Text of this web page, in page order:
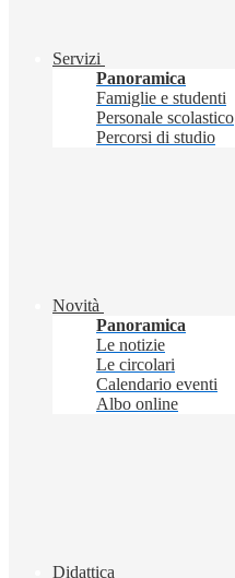
Servizi
Panoramica
Famiglie e studenti
Personale scolastico
Percorsi di studio
Novità
Panoramica
Le notizie
Le circolari
Calendario eventi
Albo online
Didattica